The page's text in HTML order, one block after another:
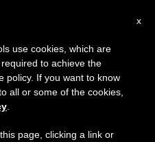
×
haremos la pausa
el periodo de verano
y también el
x
use cookies, which are
to achieve the
policy. If you want to know
all or some of the cookies,
page, clicking a link or